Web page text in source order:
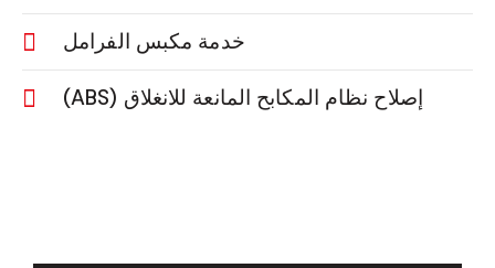
خدمة مكبس الفرامل
إصلاح نظام المكابح المانعة للانغلاق (ABS)